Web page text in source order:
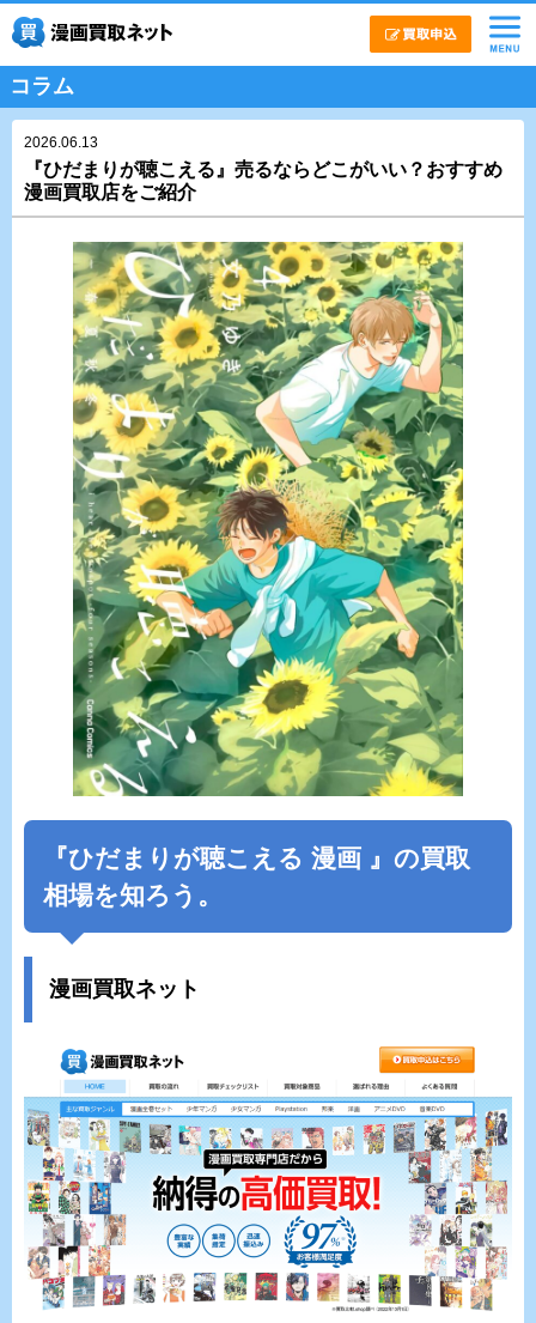
コラム
2026.06.13
『ひだまりが聴こえる』売るならどこがいい？おすすめ
漫画買取店をご紹介
『ひだまりが聴こえる 漫画 』の買取
相場を知ろう。
漫画買取ネット